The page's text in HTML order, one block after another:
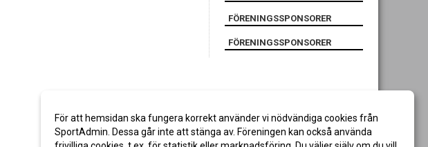
FÖRENINGSSPONSORER
FÖRENINGSSPONSORER
För att hemsidan ska fungera korrekt använder vi nödvändiga cookies från
SportAdmin. Dessa går inte att stänga av. Föreningen kan också använda